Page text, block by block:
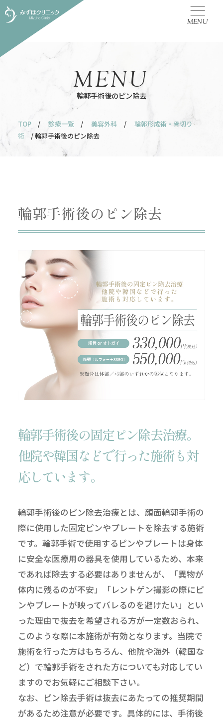
MENU
輪郭手術後のピン除去
MENU
TOP / 診療一覧 / 美容外科 /
輪郭形成術・骨切り
術
/ 輪郭手術後のピン除去
輪郭手術後のピン除去
輪郭手術後の固定ピン除去治療。
他院や韓国などで行った施術も対
応しています。
輪郭手術後のピン除去治療とは、顔面輪郭手術の
際に使用した固定ピンやプレートを除去する施術
です。輪郭手術で使用するピンやプレートは身体
に安全な医療用の器具を使用しているため、本来
であれば除去する必要はありませんが、「異物が
体内に残るのが不安」「レントゲン撮影の際にピ
ンやプレートが映ってバレるのを避けたい」とい
った理由で抜去を希望される方が一定数おられ、
このような際に本施術が有効となります。当院で
施術を行った方はもちろん、他院や海外（韓国な
ど）で輪郭手術をされた方についても対応してい
ますのでお気軽にご相談下さい。
なお、ピン除去手術は抜去にあたっての推奨期間
があるため注意が必要です。具体的には、手術後